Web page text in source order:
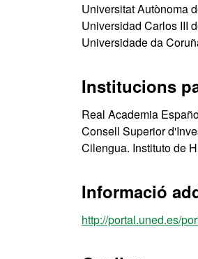
Universitat Autònoma
Universidad Carlos III
Universidade da
Institucions
Real Academia
Consell Superior
Cilengua. Instituto de
Informació
http://portal.uned.es/